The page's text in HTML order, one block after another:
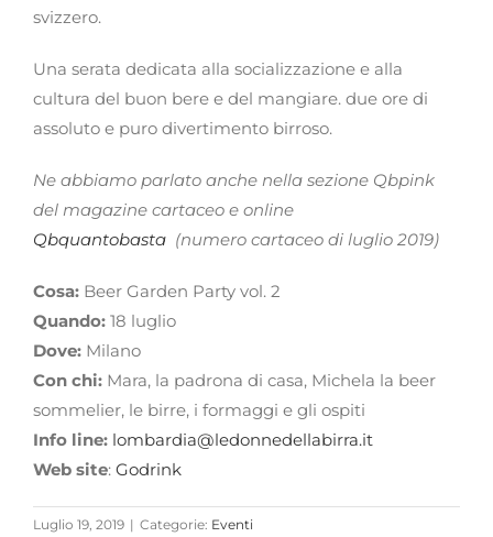
svizzero.
Una serata dedicata alla socializzazione e alla
cultura del buon bere e del mangiare. due ore di
assoluto e puro divertimento birroso.
Ne abbiamo parlato anche nella sezione Qbpink
del magazine cartaceo e online
Qbquantobasta (numero cartaceo di luglio 2019)
Cosa: Beer Garden Party vol. 2
Quando: 18 luglio
Dove: Milano
Con chi: Mara, la padrona di casa, Michela la beer
sommelier, le birre, i formaggi e gli ospiti
Info line: lombardia@ledonnedellabirra.it
Web site: Godrink
Luglio 19, 2019 | Categorie: Eventi